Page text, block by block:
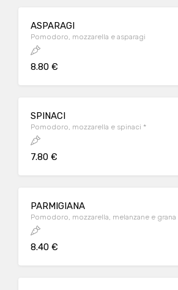
ASPARAGI
Pomodoro, mozzarella e asparagi
8.80 €
SPINACI
Pomodoro, mozzarella e spinaci *
7.80 €
PARMIGIANA
Pomodoro, mozzarella, melanzane e grana
8.40 €